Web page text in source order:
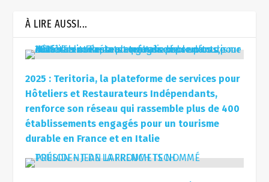
À LIRE AUSSI...
2025 : Teritoria, la plateforme de services pour
Hôteliers et Restaurateurs Indépendants,
renforce son réseau qui rassemble plus de 400
établissements engagés pour un tourisme
durable en France et en Italie